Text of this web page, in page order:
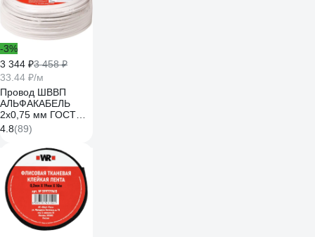
-3%
3 344 ₽3 458 ₽
33.44 ₽/м
Провод ШВВП
АЛЬФАКАБЕЛЬ
2х0,75 мм ГОСТ
100 м 05142
4.8(89)